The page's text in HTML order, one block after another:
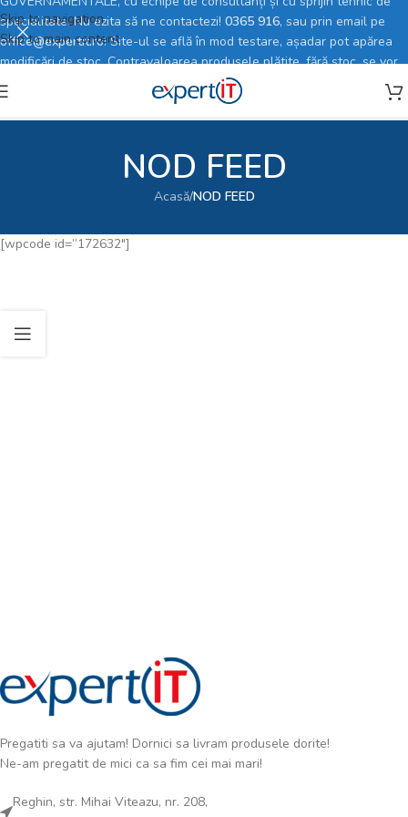
Skip to navigation
Skip to main content
specialitate. Nu ezita să ne contactezi! 0365 916, sau prin email pe
office@expertit.ro! Site-ul se află în mod testare, așadar pot apărea
modificări de stoc. Contravaloarea produsele plătite, fără stoc, se vor
rambursa în totalitate.
NOD FEED
Acasă/NOD FEED
[wpcode id=”172632″]
Pregatiti sa va ajutam! Dornici sa livram produsele dorite!
Ne-am pregatit de mici ca sa fim cei mai mari!
Reghin, str. Mihai Viteazu, nr. 208,